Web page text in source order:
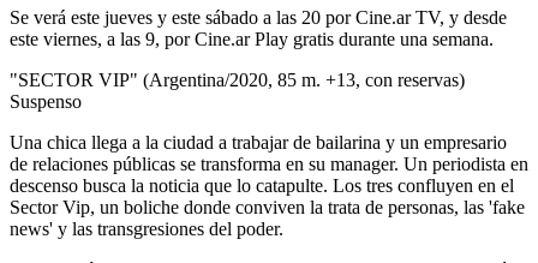
Se verá este jueves y este sábado a las 20 por Cine.ar TV, y desde
este viernes, a las 9, por Cine.ar Play gratis durante una semana.
"SECTOR VIP" (Argentina/2020, 85 m. +13, con reservas)
Suspenso
Una chica llega a la ciudad a trabajar de bailarina y un empresario
de relaciones públicas se transforma en su manager. Un periodista en
descenso busca la noticia que lo catapulte. Los tres confluyen en el
Sector Vip, un boliche donde conviven la trata de personas, las 'fake
news' y las transgresiones del poder.